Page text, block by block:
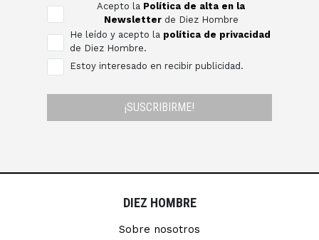
Acepto la Política de alta en la
Newsletter de Diez Hombre
He leído y acepto la política de privacidad
de Diez Hombre.
Estoy interesado en recibir publicidad.
¡SUSCRIBIRME!
DIEZ HOMBRE
Sobre nosotros